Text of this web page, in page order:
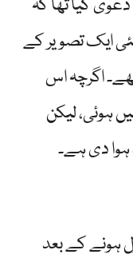
کیا تھا کہ
ایک تصویر کے
اگرچہ اس
ہوئی، لیکن
ہوا دی ہے۔
ہونے کے بعد